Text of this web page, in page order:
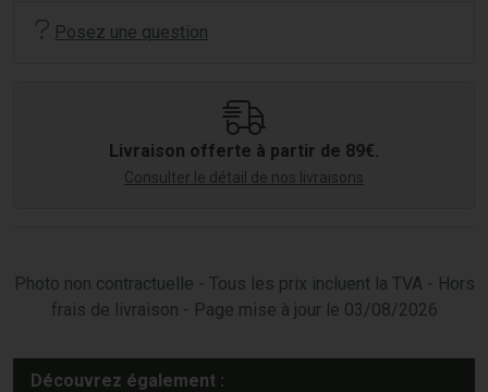
Posez une question
Livraison offerte à partir de 89€.
Consulter le détail de nos livraisons
Photo non contractuelle - Tous les prix incluent la TVA - Hors
frais de livraison - Page mise à jour le 03/08/2026
Découvrez également :